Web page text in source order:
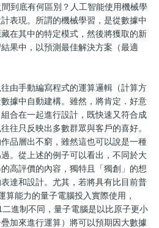
到底有何區別？人工智能使用機械學
表現。所謂的機械學習，是從數據中
在其中的特定模式，然後將獲取的新
果中，以預測最佳解決方案（最適
由手動編寫程式的運算邏輯（計算方
據中自動建構。雖然，將肯定．好意
合在一起進行設計，既快速又符合成
往只反映出多數群眾與客戶的喜好。
品層出不窮，雖然這也可以說是一種
。從上述的例子可以看出，不同於大
高評價的內容，獨特且「獨創」的想
達和設計。尤其，若將具有比目前普
算能力的量子電腦投入實際使用，
二進制不同，量子電腦是以比原子更小
加來進行運算）將可以預期因大數據